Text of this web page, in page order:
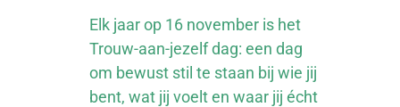
Elk jaar op 16 november is het
Trouw-aan-jezelf dag: een dag
om bewust stil te staan bij wie jij
bent, wat jij voelt en waar jij écht